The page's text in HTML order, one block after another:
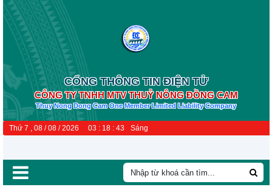
CỔNG THÔNG TIN ĐIỆN TỬ
CÔNG TY TNHH MTV THUỶ NÔNG ĐỒNG CAM
Thuy Nong Dong Cam One Member Limited Liability Company
Thứ 7 , 08 / 08 / 2026 03 : 18 : 44 Sáng